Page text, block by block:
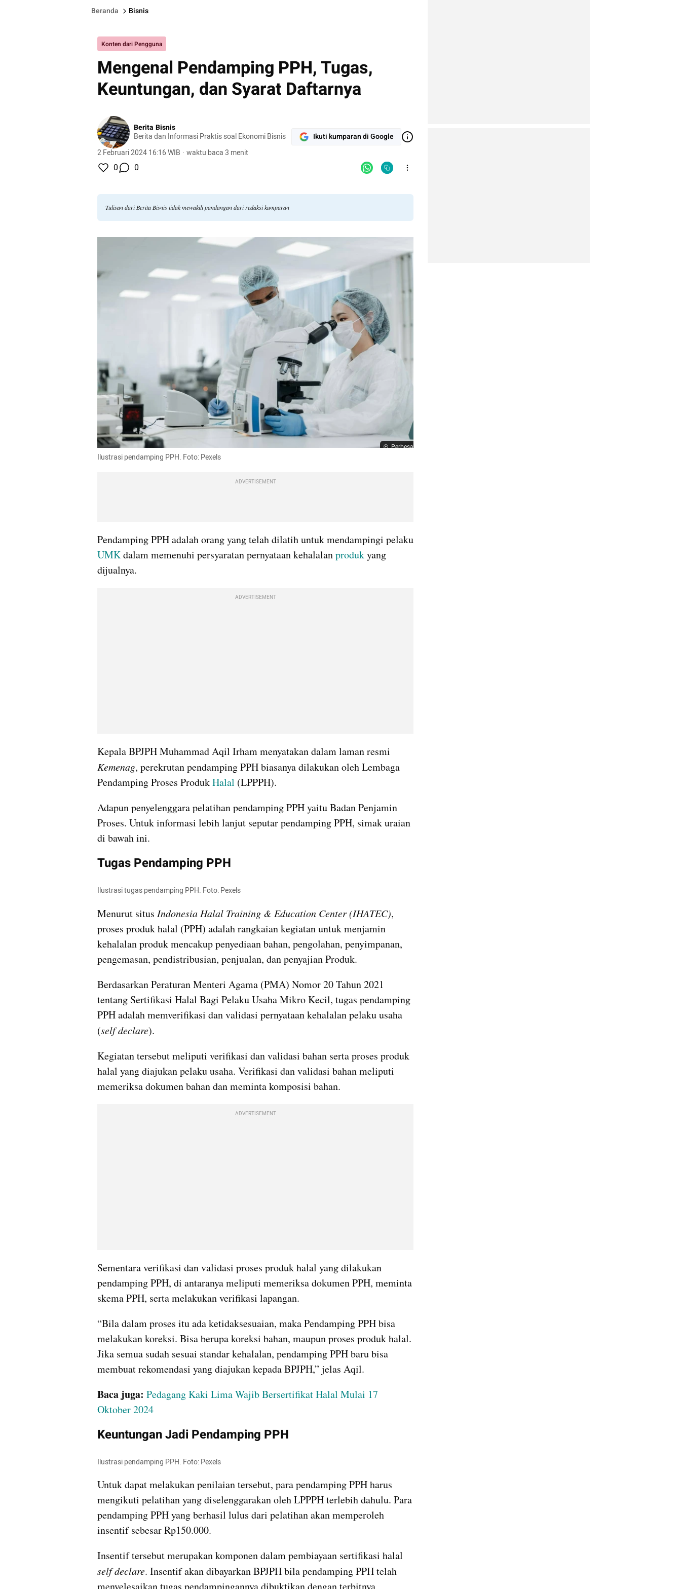
Beranda Bisnis
Konten dari Pengguna
Mengenal Pendamping PPH, Tugas,
Keuntungan, dan Syarat Daftarnya
Berita Bisnis
Berita dan Informasi Praktis soal Ekonomi Bisnis
2 Februari 2024 16:16 WIB · waktu baca 3 menit
Ikuti kumparan di Google
0 0
Tulisan dari Berita Bisnis tidak mewakili pandangan dari redaksi kumparan
Perbesar
Ilustrasi pendamping PPH. Foto: Pexels
ADVERTISEMENT
UMK dalam memenuhi persyaratan pernyataan kehalalan produk yang
dijualnya.
ADVERTISEMENT
Kemenag, perekrutan pendamping PPH biasanya dilakukan oleh Lembaga
Pendamping Proses Produk Halal (LPPPH).
Adapun penyelenggara pelatihan pendamping PPH yaitu Badan Penjamin
Proses. Untuk informasi lebih lanjut seputar pendamping PPH, simak uraian
di bawah ini.
Tugas Pendamping PPH
Ilustrasi tugas pendamping PPH. Foto: Pexels
Menurut situs Indonesia Halal Training & Education Center (IHATEC),
proses produk halal (PPH) adalah rangkaian kegiatan untuk menjamin
kehalalan produk mencakup penyediaan bahan, pengolahan, penyimpanan,
pengemasan, pendistribusian, penjualan, dan penyajian Produk.
Berdasarkan Peraturan Menteri Agama (PMA) Nomor 20 Tahun 2021
tentang Sertifikasi Halal Bagi Pelaku Usaha Mikro Kecil, tugas pendamping
PPH adalah memverifikasi dan validasi pernyataan kehalalan pelaku usaha
(self declare).
Kegiatan tersebut meliputi verifikasi dan validasi bahan serta proses produk
halal yang diajukan pelaku usaha. Verifikasi dan validasi bahan meliputi
memeriksa dokumen bahan dan meminta komposisi bahan.
ADVERTISEMENT
Sementara verifikasi dan validasi proses produk halal yang dilakukan
pendamping PPH, di antaranya meliputi memeriksa dokumen PPH, meminta
skema PPH, serta melakukan verifikasi lapangan.
“Bila dalam proses itu ada ketidaksesuaian, maka Pendamping PPH bisa
melakukan koreksi. Bisa berupa koreksi bahan, maupun proses produk halal.
Jika semua sudah sesuai standar kehalalan, pendamping PPH baru bisa
membuat rekomendasi yang diajukan kepada BPJPH,” jelas Aqil.
Baca juga: Pedagang Kaki Lima Wajib Bersertifikat Halal Mulai 17
Oktober 2024
Keuntungan Jadi Pendamping PPH
Ilustrasi pendamping PPH. Foto: Pexels
Untuk dapat melakukan penilaian tersebut, para pendamping PPH harus
mengikuti pelatihan yang diselenggarakan oleh LPPPH terlebih dahulu. Para
pendamping PPH yang berhasil lulus dari pelatihan akan memperoleh
insentif sebesar Rp150.000.
self declare. Insentif akan dibayarkan BPJPH bila pendamping PPH telah